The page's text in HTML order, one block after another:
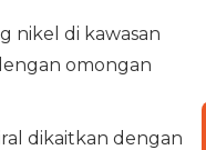
nikel di kawasan
omongan
dikaitkan dengan